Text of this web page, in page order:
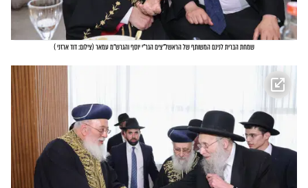
שמחת הברית לנינם המשותף של הראשל"צים הגר"י יוסף והגרש"מ עמאר (צילום: דוד ארזני)